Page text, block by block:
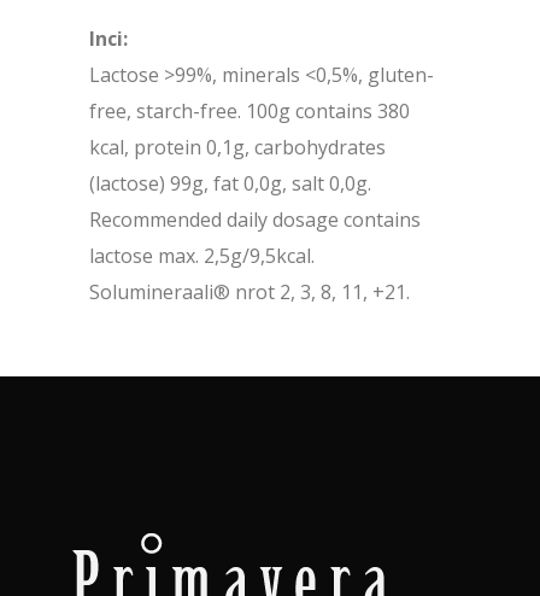
Inci:
Lactose >99%, minerals <0,5%, gluten-
free, starch-free. 100g contains 380
kcal, protein 0,1g, carbohydrates
(lactose) 99g, fat 0,0g, salt 0,0g.
Recommended daily dosage contains
lactose max. 2,5g/9,5kcal.
Solumineraali® nrot 2, 3, 8, 11, +21.